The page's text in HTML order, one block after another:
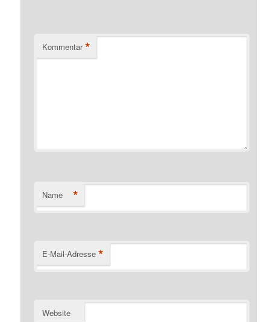
Kommentar *
Name *
E-Mail-Adresse *
Website